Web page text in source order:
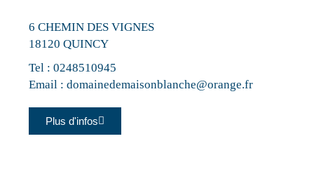
6 CHEMIN DES VIGNES
18120 QUINCY
Tel :0248510945
Email :domainedemaisonblanche@orange.fr
Plus d'infos